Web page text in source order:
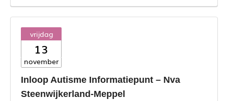
vrijdag
13
november
Inloop Autisme Informatiepunt – Nva
Steenwijkerland-Meppel